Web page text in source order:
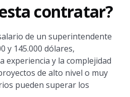
contratar?
de un superintendente
y 145.000 dólares,
experiencia y la complejidad
de alto nivel o muy
pueden superar los